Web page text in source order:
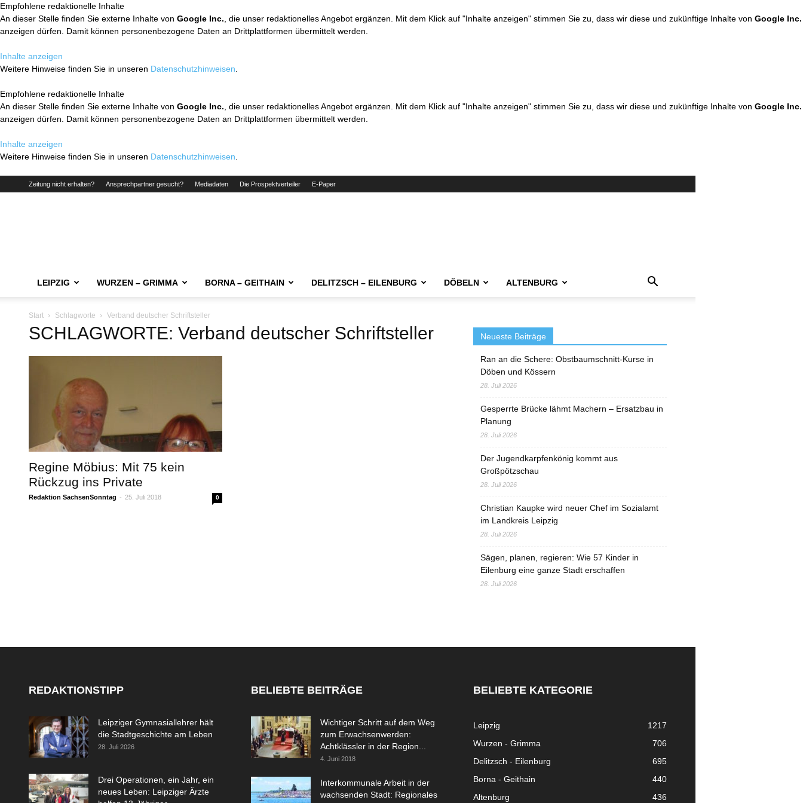
Empfohlene redaktionelle Inhalte
An dieser Stelle finden Sie externe Inhalte von Google Inc. , die unser redaktionelles Angebot ergänzen. Mit dem Klick auf "Inhalte anzeigen" stimmen Sie zu, dass wir diese und zukünftige Inhalte von Google Inc.
anzeigen dürfen. Damit können personenbezogene Daten an Drittplattformen übermittelt werden.
Inhalte anzeigen
Weitere Hinweise finden Sie in unseren Datenschutzhinweisen
Empfohlene redaktionelle Inhalte
An dieser Stelle finden Sie externe Inhalte von Google Inc. , die unser redaktionelles Angebot ergänzen. Mit dem Klick auf "Inhalte anzeigen" stimmen Sie zu, dass wir diese und zukünftige Inhalte von Google Inc.
anzeigen dürfen. Damit können personenbezogene Daten an Drittplattformen übermittelt werden.
Inhalte anzeigen
Weitere Hinweise finden Sie in unseren Datenschutzhinweisen
Zeitung nicht erhalten? Ansprechpartner gesucht? Mediadaten Die Prospektverteiler E-Paper
LEIPZIG WURZEN – GRIMMA BORNA – GEITHAIN DELITZSCH – EILENBURG DÖBELN ALTENBURG
Start Schlagworte Verband deutscher Schriftsteller
SCHLAGWORTE: Verband deutscher Schriftsteller
Regine Möbius: Mit 75 kein
Rückzug ins Private
Redaktion SachsenSonntag - 25. Juli 2018 0
Neueste Beiträge
Ran an die Schere: Obstbaumschnitt-Kurse in
Döben und Kössern
28. Juli 2026
Gesperrte Brücke lähmt Machern – Ersatzbau in
Planung
28. Juli 2026
Der Jugendkarpfenkönig kommt aus
Großpötzschau
28. Juli 2026
Christian Kaupke wird neuer Chef im Sozialamt
im Landkreis Leipzig
28. Juli 2026
Sägen, planen, regieren: Wie 57 Kinder in
Eilenburg eine ganze Stadt erschaffen
28. Juli 2026
REDAKTIONSTIPP
Leipziger Gymnasiallehrer hält
die Stadtgeschichte am Leben
28. Juli 2026
Drei Operationen, ein Jahr, ein
neues Leben: Leipziger Ärzte
BELIEBTE BEITRÄGE
Wichtiger Schritt auf dem Weg
zum Erwachsenwerden:
Achtklässler in der Region...
4. Juni 2018
Interkommunale Arbeit in der
wachsenden Stadt: Regionales
BELIEBTE KATEGORIE
Leipzig
1217
Wurzen - Grimma
706
Delitzsch - Eilenburg
695
Borna - Geithain
440
Altenburg
436